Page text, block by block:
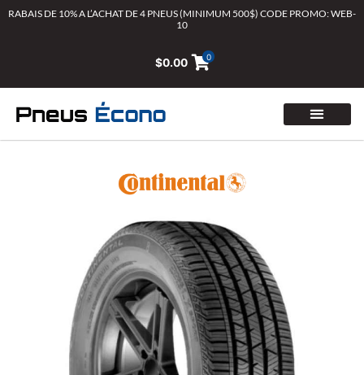
AllerRABAIS DE 10% A L’ACHAT DE 4 PNEUS (MINIMUM 500$) CODE PROMO: WEB-
10
$0.00 0